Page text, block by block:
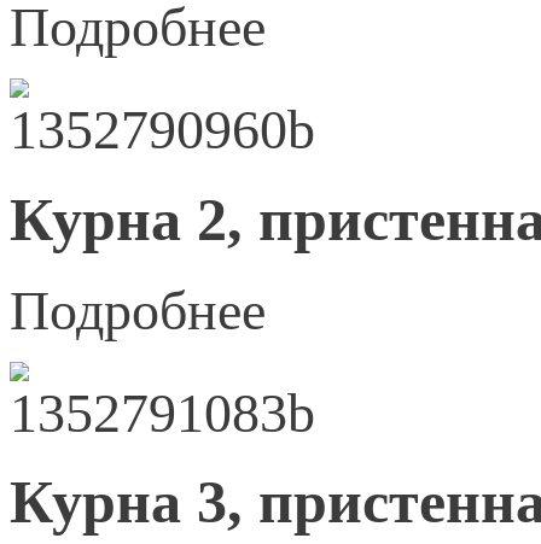
Подробнее
Курна 2,
Подробнее
Курна 3,